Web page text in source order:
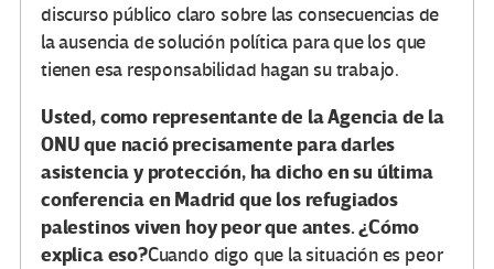
discurso público claro sobre las consecuencias de
la ausencia de solución política para que los que
tienen esa responsabilidad hagan su trabajo.
Usted, como representante de la Agencia de la
ONU que nació precisamente para darles
asistencia y protección, ha dicho en su última
conferencia en Madrid que los refugiados
palestinos viven hoy peor que antes. ¿Cómo
explica eso?Cuando digo que la situación es peor